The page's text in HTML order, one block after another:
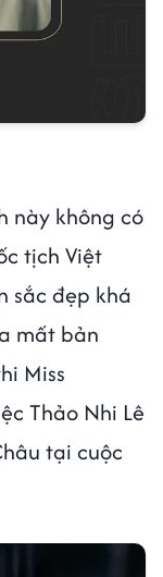
này không có
tịch Việt
sắc đẹp khá
mất bản
Miss
Thảo Nhi Lê
tại cuộc